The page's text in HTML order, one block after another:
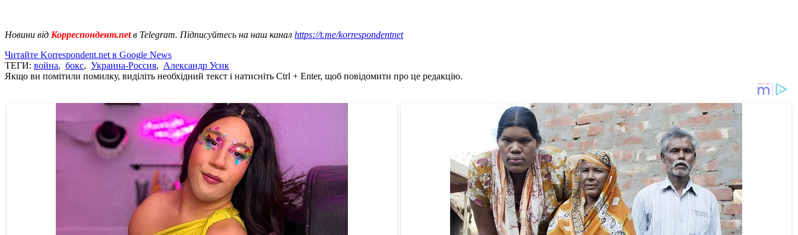
Новини від Корреспондент.netв Telegram. Підписуйтесь на наш канал https://t.me/korrespondentnet
Читайте Korrespondent.net в Google News
ТЕГИ: война, бокс, Украина-Россия, Александр Усик
Якщо ви помітили помилку, виділіть необхідний текст і натисніть Ctrl + Enter, щоб повідомити про це редакцію.